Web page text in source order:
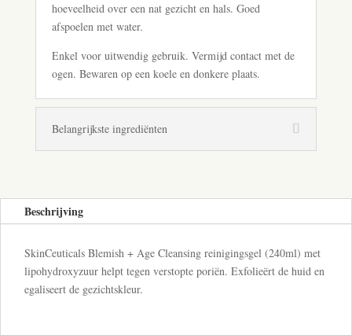
hoeveelheid over een nat gezicht en hals. Goed
afspoelen met water.
Enkel voor uitwendig gebruik. Vermijd contact met de
ogen. Bewaren op een koele en donkere plaats.
Belangrijkste ingrediënten
Beschrijving
SkinCeuticals Blemish + Age Cleansing reinigingsgel (240ml) met
lipohydroxyzuur helpt tegen verstopte poriën. Exfolieërt de huid en
egaliseert de gezichtskleur.